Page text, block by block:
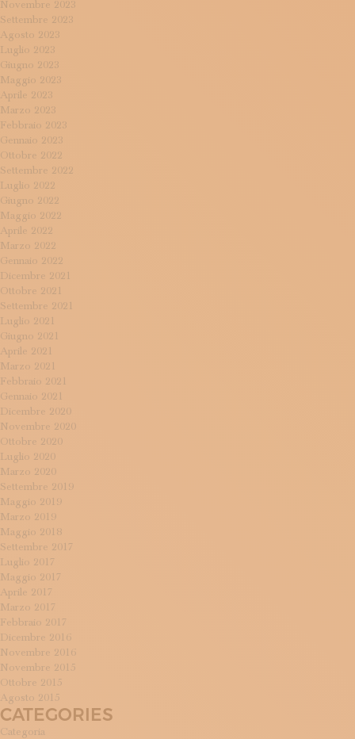
Novembre 2023
Settembre 2023
Agosto 2023
Luglio 2023
Giugno 2023
Maggio 2023
Aprile 2023
Marzo 2023
Febbraio 2023
Gennaio 2023
Ottobre 2022
Settembre 2022
Luglio 2022
Giugno 2022
Maggio 2022
Aprile 2022
Marzo 2022
Gennaio 2022
Dicembre 2021
Ottobre 2021
Settembre 2021
Luglio 2021
Giugno 2021
Aprile 2021
Marzo 2021
Febbraio 2021
Gennaio 2021
Dicembre 2020
Novembre 2020
Ottobre 2020
Luglio 2020
Marzo 2020
Settembre 2019
Maggio 2019
Marzo 2019
Maggio 2018
Settembre 2017
Luglio 2017
Maggio 2017
Aprile 2017
Marzo 2017
Febbraio 2017
Dicembre 2016
Novembre 2016
Novembre 2015
Ottobre 2015
Agosto 2015
CATEGORIES
Categoria